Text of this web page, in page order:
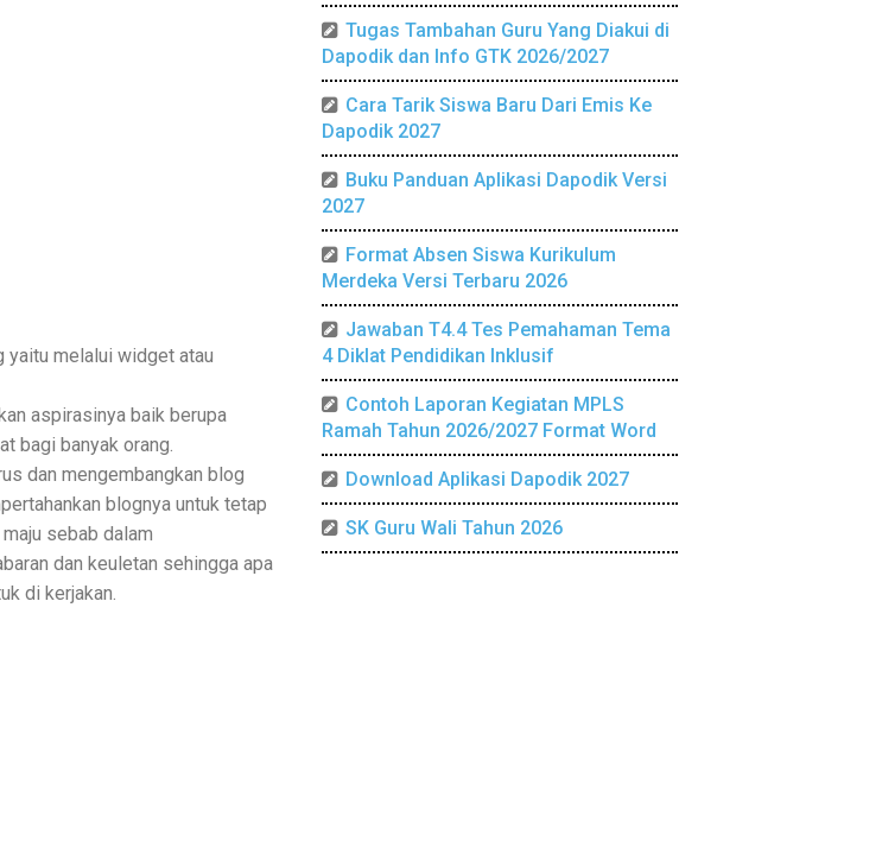
melalui widget atau
aspirasinya baik berupa
bagi banyak orang.
dan mengembangkan blog
blognya untuk tetap
sebab dalam
dan keuletan sehingga apa
di kerjakan.
Tugas Tambahan Guru Yang Diakui di
Dapodik dan Info GTK 2026/2027
Cara Tarik Siswa Baru Dari Emis Ke
Dapodik 2027
Buku Panduan Aplikasi Dapodik Versi
2027
Format Absen Siswa Kurikulum
Merdeka Versi Terbaru 2026
Jawaban T4.4 Tes Pemahaman Tema
4 Diklat Pendidikan Inklusif
Contoh Laporan Kegiatan MPLS
Ramah Tahun 2026/2027 Format Word
Download Aplikasi Dapodik 2027
SK Guru Wali Tahun 2026